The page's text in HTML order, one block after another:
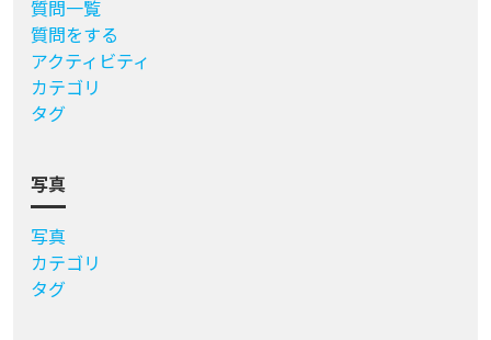
質問一覧
質問をする
アクティビティ
カテゴリ
タグ
写真
写真
カテゴリ
タグ